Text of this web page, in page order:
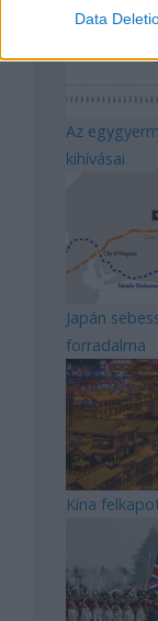
Data
Az
kihívásai
Japán
forradalma
Kína